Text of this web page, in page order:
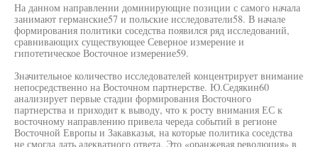
На данном направлении доминирующие позиции с самого начала
занимают германские57 и польские исследователи58. В начале
формирования политики соседства появился ряд исследований,
сравнивающих существующее Северное измерение и
гипотетическое Восточное измерение59.
Значительное количество исследователей концентрирует внимание
непосредственно на Восточном партнерстве. Ю.Седякин60
анализирует первые стадии формирования Восточного
партнерства и приходит к выводу, что к росту внимания ЕС к
восточному направлению привела череда событий в регионе
Восточной Европы и Закавказья, на которые политика соседства
не смогла дать адекватного ответа. Это «оранжевая революция» в